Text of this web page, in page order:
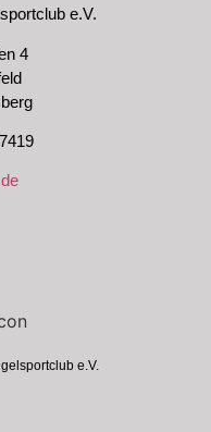
e.V.
4
e.V.